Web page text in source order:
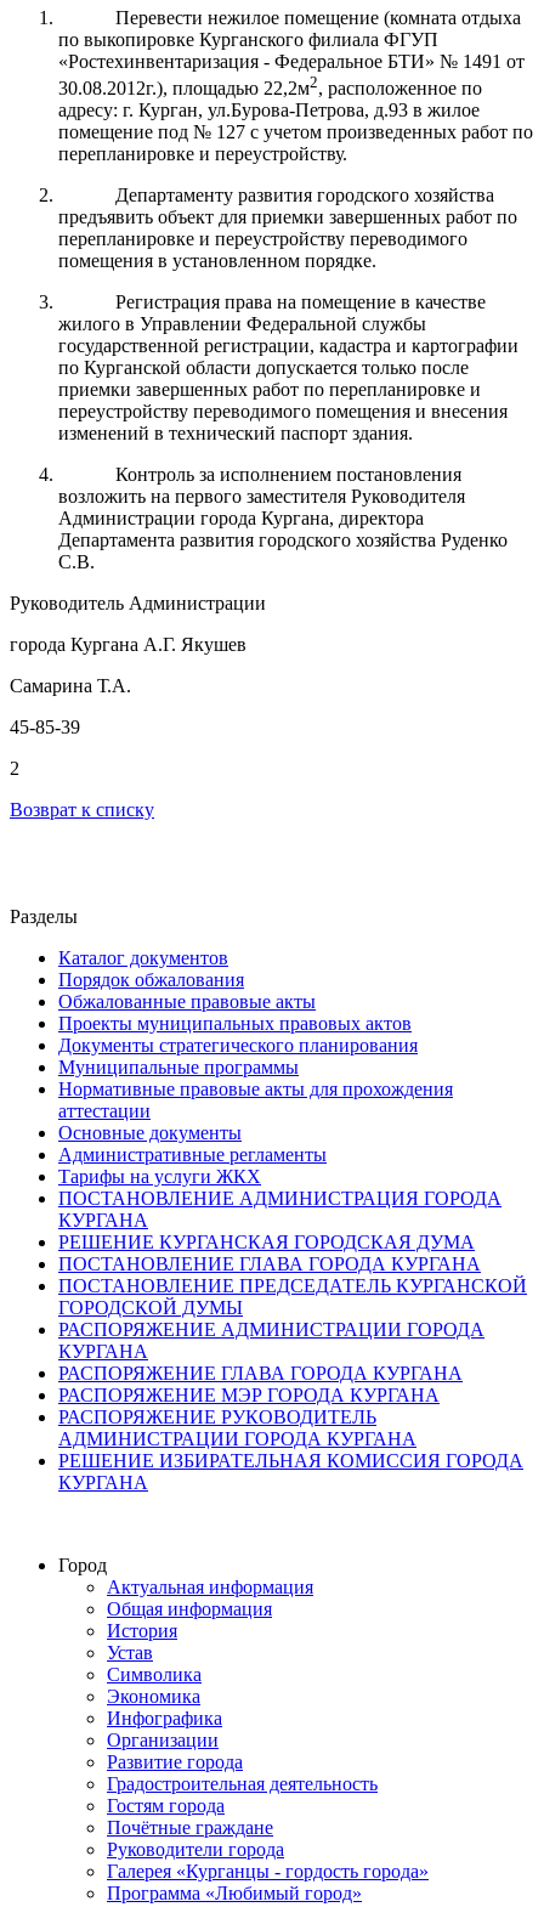
Перевести нежилое помещение (комната отдыха
по выкопировке Курганского филиала ФГУП
«Ростехинвентаризация - Федеральное БТИ» № 1491 от
30.08.2012г.), площадью 22,2м2, расположенное по
адресу: г. Курган, ул.Бурова-Петрова, д.93 в жилое
помещение под № 127 с учетом произведенных работ по
перепланировке и переустройству.
Департаменту развития городского хозяйства
предъявить объект для приемки завершенных работ по
перепланировке и переустройству переводимого
помещения в установленном порядке.
Регистрация права на помещение в качестве
жилого в Управлении Федеральной службы
государственной регистрации, кадастра и картографии
по Курганской области допускается только после
приемки завершенных работ по перепланировке и
переустройству переводимого помещения и внесения
изменений в технический паспорт здания.
Контроль за исполнением постановления
возложить на первого заместителя Руководителя
Администрации города Кургана, директора
Департамента развития городского хозяйства Руденко
С.В.
Руководитель Администрации
города Кургана А.Г. Якушев
Самарина Т.А.
45-85-39
2
Возврат к списку
Разделы
Каталог документов
Порядок обжалования
Обжалованные правовые акты
Проекты муниципальных правовых актов
Документы стратегического планирования
Муниципальные программы
Нормативные правовые акты для прохождения
аттестации
Основные документы
Административные регламенты
Тарифы на услуги ЖКХ
ПОСТАНОВЛЕНИЕ АДМИНИСТРАЦИЯ ГОРОДА
КУРГАНА
РЕШЕНИЕ КУРГАНСКАЯ ГОРОДСКАЯ ДУМА
ПОСТАНОВЛЕНИЕ ГЛАВА ГОРОДА КУРГАНА
ПОСТАНОВЛЕНИЕ ПРЕДСЕДАТЕЛЬ КУРГАНСКОЙ
ГОРОДСКОЙ ДУМЫ
РАСПОРЯЖЕНИЕ АДМИНИСТРАЦИИ ГОРОДА
КУРГАНА
РАСПОРЯЖЕНИЕ ГЛАВА ГОРОДА КУРГАНА
РАСПОРЯЖЕНИЕ МЭР ГОРОДА КУРГАНА
РАСПОРЯЖЕНИЕ РУКОВОДИТЕЛЬ
АДМИНИСТРАЦИИ ГОРОДА КУРГАНА
РЕШЕНИЕ ИЗБИРАТЕЛЬНАЯ КОМИССИЯ ГОРОДА
КУРГАНА
Город
Актуальная информация
Общая информация
История
Устав
Символика
Экономика
Инфографика
Организации
Развитие города
Градостроительная деятельность
Гостям города
Почётные граждане
Руководители города
Галерея «Курганцы - гордость города»
Программа «Любимый город»